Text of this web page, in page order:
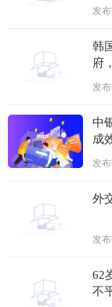
发
韩
府
发
中
成
发
外
发
62
不